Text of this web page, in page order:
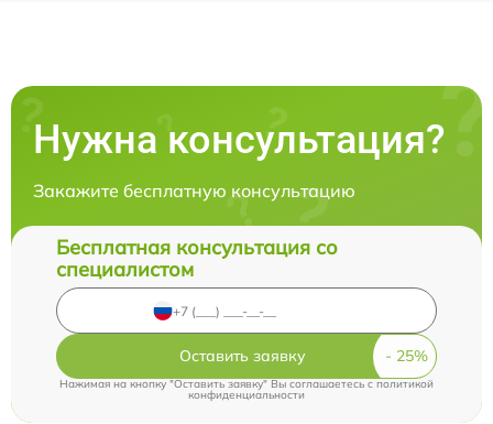
Нужна консультация?
Закажите бесплатную консультацию
Бесплатная консультация со
специалистом
Оставить заявку
Нажимая на кнопку "Оставить заявку" Вы соглашаетесь cполитикой
конфиденциальности